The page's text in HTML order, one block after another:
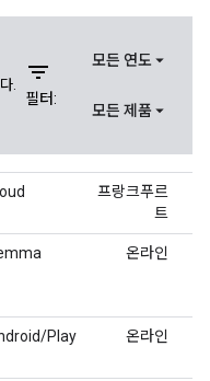
. filter_list
필터:
모든 연도
모든 제품
프랑크푸르
트
온라인
Play 온라인